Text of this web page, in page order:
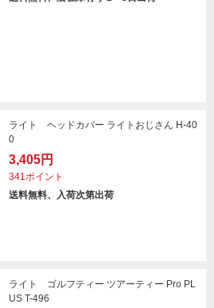
ライト ヘッドカバー ライトおじさん H-40
0
3,405円
341ポイント
送料無料、入荷次第出荷
ライト ゴルフティー ツアーティー Pro PL
US T-496